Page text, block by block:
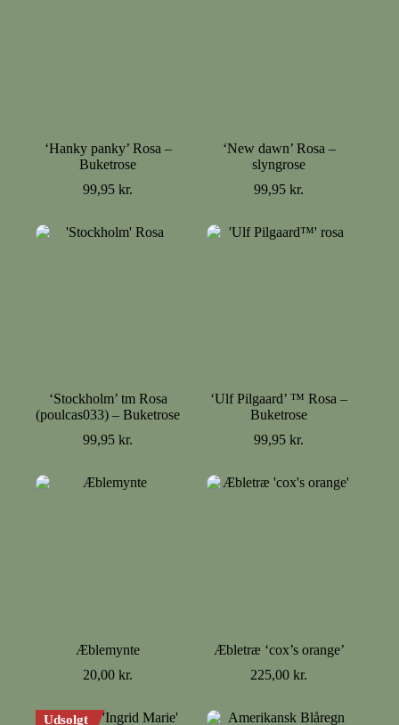
‘Hanky panky’ Rosa –
Buketrose
99,95kr.
‘New dawn’ Rosa –
slyngrose
99,95kr.
‘Stockholm’ tm Rosa
(poulcas033) – Buketrose
99,95kr.
‘Ulf Pilgaard’ ™ Rosa –
Buketrose
99,95kr.
Æblemynte
20,00kr.
Æbletræ ‘cox’s orange’
225,00kr.
Udsolgt